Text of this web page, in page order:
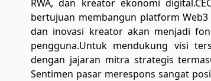
RWA, dan kreator ekonomi digital.
bertujuan membangun platform
dan inovasi kreator akan menjadi
pengguna. ​Untuk mendukung visi
dengan jajaran mitra strategis
Sentimen pasar merespons sangat